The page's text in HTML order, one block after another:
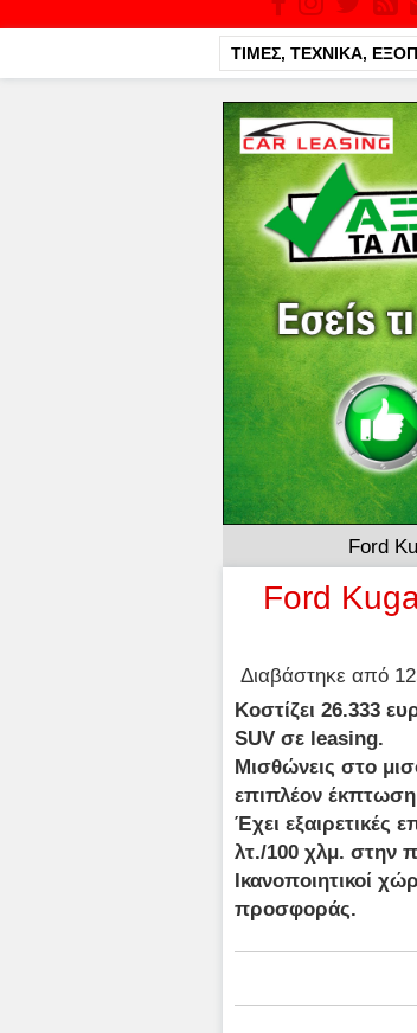
Ford
Ford Kuga
Διαβάστηκε από
Κοστίζει 26.333
SUV σε leasing.
Μισθώνεις στο
επιπλέον
Έχει εξαιρετικές
λτ./100 χλμ. στην
Ικανοποιητικοί
προσφοράς.